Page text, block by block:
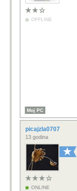
OFFLINE
Moj PC
picajzla0707
13 godina
ONLINE